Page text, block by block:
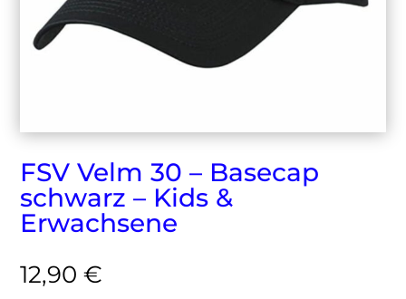
FSV Velm 30 – Basecap
schwarz – Kids &
Erwachsene
12,90€